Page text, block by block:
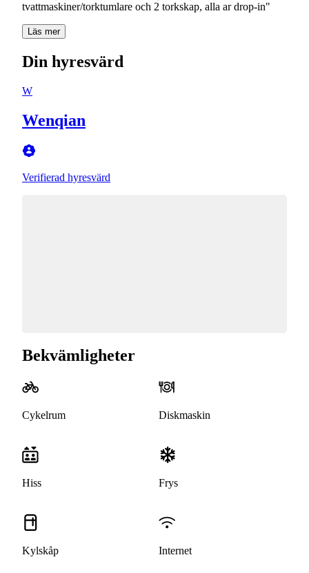
tvattmaskiner/torktumlare och 2 torkskap, alla ar drop-in"
Läs mer
Din hyresvärd
W
Wenqian
Verifierad hyresvärd
Bekvämligheter
Cykelrum Diskmaskin
Hiss Frys
Kylskåp Internet